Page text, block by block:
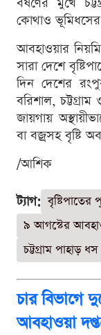
কোথাও ভূমিধসের
আবহাওয়ার
সারা দেশে
দিন দেশের
বরিশাল,
জায়গায়
বা বজ্রসহ বৃষ্টি
/আশিক
ট্যাগ: বৃষ্টিপাতের
৯ আগস্টের
চট্টগ্রাম পাহাড় ধস
চার বিভাগে
আবহাওয়া